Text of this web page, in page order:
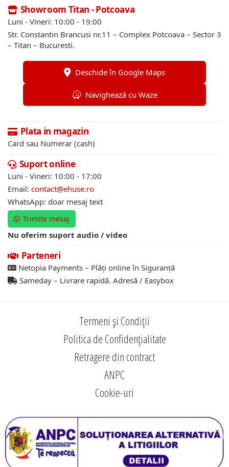
Showroom Titan - Potcoava
Luni - Vineri: 10:00 - 19:00
Str. Constantin Brancusi nr.11 – Complex Potcoava – Sector 3
– Titan – Bucuresti.
Deschide în Google Maps
Navighează cu Waze
Plata in magazin
Card sau Numerar (cash)
Suport online
Luni - Vineri: 10:00 - 17:00
Email: contact@ehuse.ro
WhatsApp: doar mesaj text
Trimite mesaj
Nu oferim suport audio / video
Parteneri
Netopia Payments – Plăți online în Siguranță
Sameday – Livrare rapidă. Adresă / Easybox
Termeni și Condiții
Politica de Confidențialitate
Retragere din contract
ANPC
Cookie-uri